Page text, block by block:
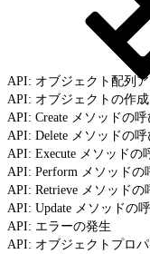
API: オブジェクト配列
API: オブジェクトの作成
API: Create メソッドの呼
API: Delete メソッドの呼
API: Execute メソッドの
API: Perform メソッドの
API: Retrieve メソッドの
API: Update メソッドの
API: エラーの発生
API: オブジェクトプロ